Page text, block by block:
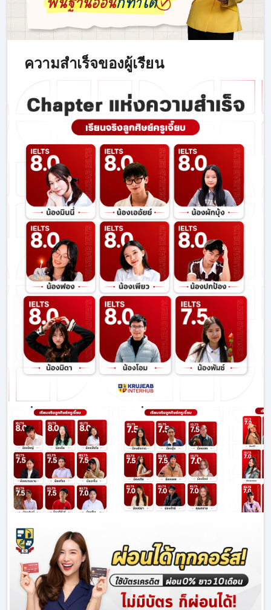
ความสำเร็จของผู้เรียน